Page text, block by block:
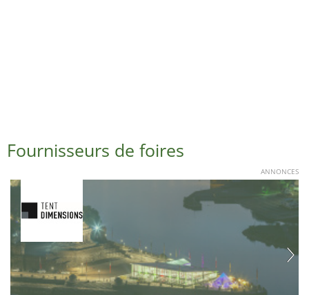
Fournisseurs de foires
ANNONCES